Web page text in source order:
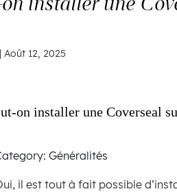
|Août 12, 2025
on installer une Coverseal
Généralités
il est tout à fait possible